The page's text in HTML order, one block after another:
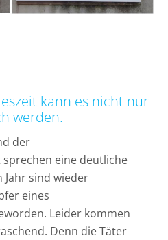
kann es nicht nur
werden.
der
eine deutliche
Jahr sind wieder
eines
Leider kommen
Denn die Täter